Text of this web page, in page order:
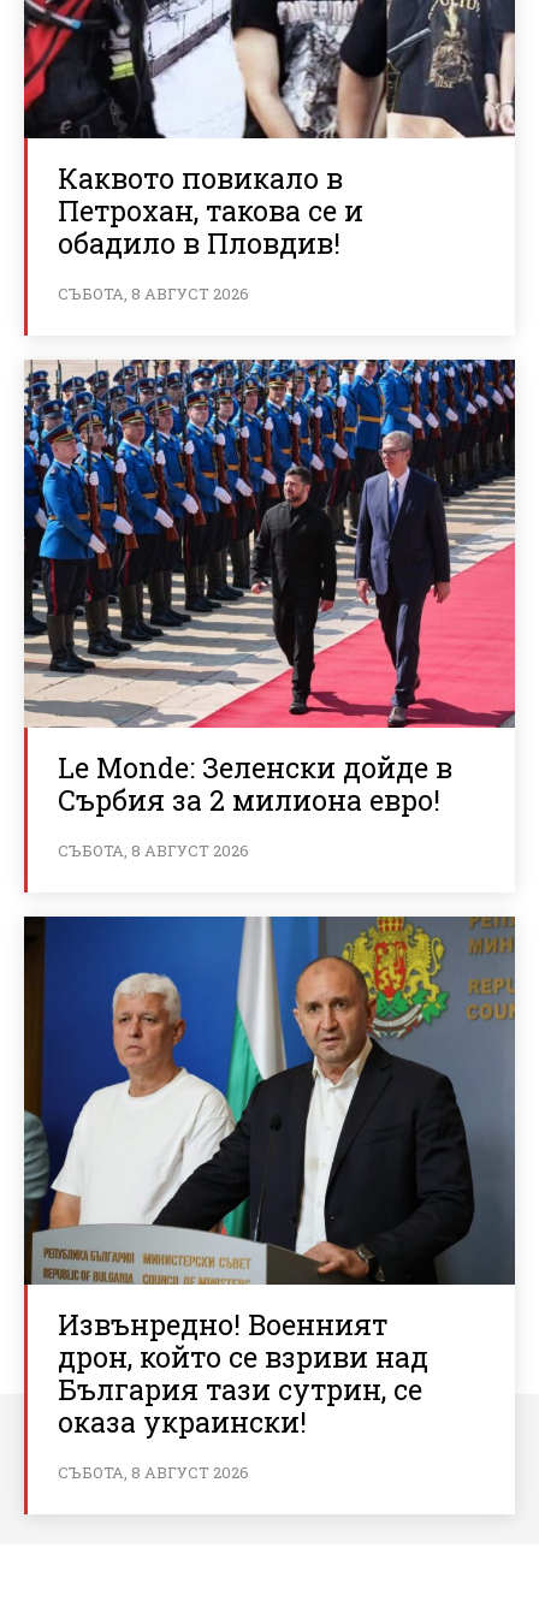
Каквото повикало в
Петрохан, такова се и
обадило в Пловдив!
СЪБОТА, 8 АВГУСТ 2026
Le Monde: Зеленски дойде в
Сърбия за 2 милиона евро!
СЪБОТА, 8 АВГУСТ 2026
Извънредно! Военният
дрон, който се взриви над
България тази сутрин, се
оказа украински!
СЪБОТА, 8 АВГУСТ 2026